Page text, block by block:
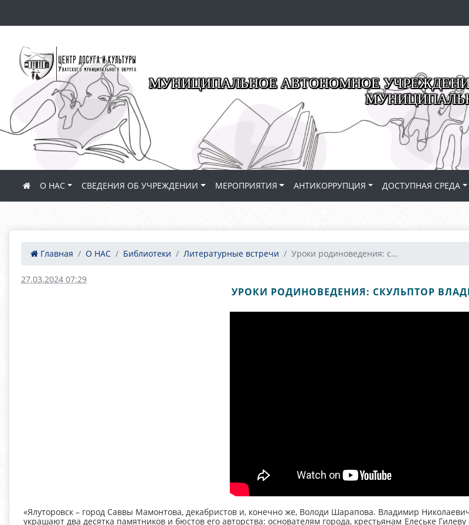
МУНИЦИПАЛЬНОЕ АВТОНОМНОЕ
О НАС СВЕДЕНИЯ ОБ УЧРЕЖДЕНИИ МЕРОПРИЯТИЯ АНТИКОРРУПЦИЯ ДОСТУПНАЯ СРЕДА
Главная О НАС Библиотеки Литературные встречи Уроки родиноведения: с...
27.03.2024 07:29
УРОКИ РОДИНОВЕДЕНИЯ: СКУЛЬПТОР
«Ялуторовск – город Саввы Мамонтова, декабристов и, конечно же, Володи Шарапова. Владимир
украшают два десятка памятников и бюстов его авторства: основателям города, крестьянам Елеське